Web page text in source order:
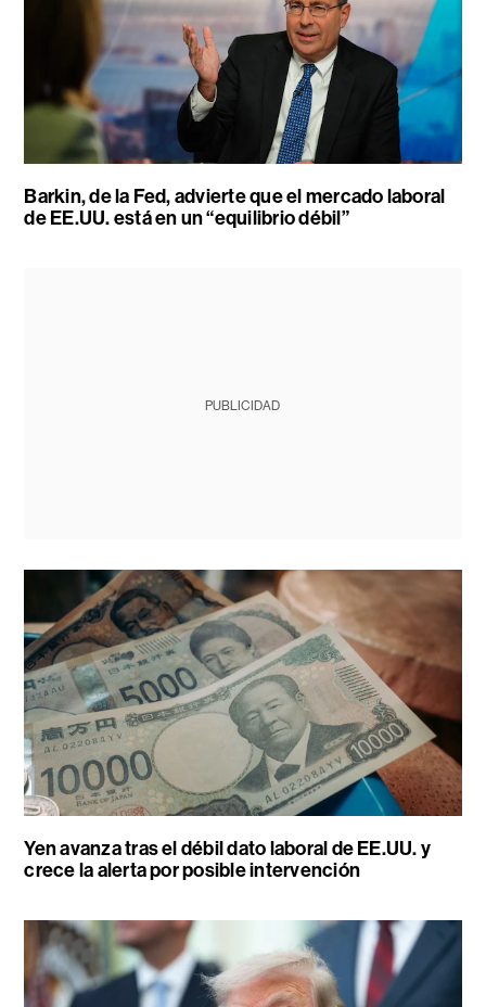
Barkin, de la Fed, advierte que el mercado laboral
de EE.UU. está en un “equilibrio débil”
PUBLICIDAD
Yen avanza tras el débil dato laboral de EE.UU. y
crece la alerta por posible intervención